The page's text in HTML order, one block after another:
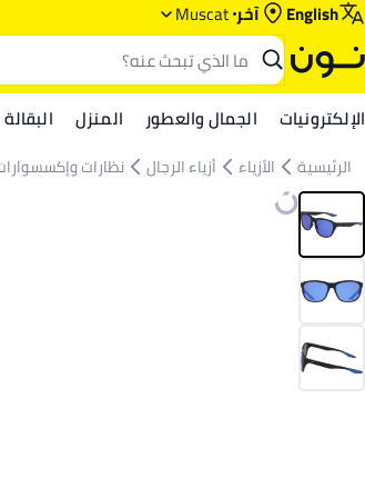
English آخر Muscat
الإلكترونيات الجمال والعطور المنزل البقالة
الرئيسية الأزياء أزياء الرجال نظارات